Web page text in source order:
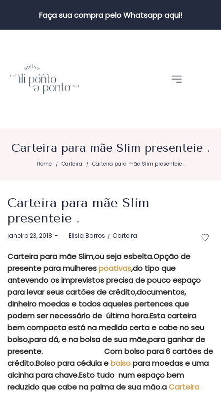
Faça sua compra pelo Whatsapp aqui!
Carteira para mãe Slim presenteie .
Home / Carteira / Carteira para mãe Slim presenteie .
Carteira para mãe Slim
presenteie .
Postado
janeiro 23, 2018 byElisia Barros
Postado
Carteira
Carteira para mãe Slim,ou seja esbelta.Opção de
presente para mulherespoativas,do tipo que
antevendo os imprevistos precisa de pouco espaço
para levar seus cartões de crédito,documentos,
dinheiro moedas e todos aqueles pertences que
podem ser necessário de última hora.Esta carteira
bem compacta está na medida certa e cabe no seu
bolso,para dá, e nabolsa de sua mãe,para ganhar de
presente.
Com bolso para 6 cartões de
crédito.Bolso para cédula ebolsopara moedas e uma
alcinha para chave.Esto tudo num espaço bem
reduzido que cabe na palma de sua mão.aCarteira